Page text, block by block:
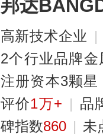
邦达
高新技术企业 |
2个行业品牌金
注册资本3颗星
评价1万+ | 品
碑指数860 | 未